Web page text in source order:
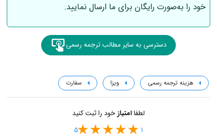
خود را به‌صورت رایگان برای ما ارسال نمایید.
دسترسی به سایر مطالب ترجمه رسمی
هزینه ترجمه رسمی ویزا سفارت
لطفاامتیاز خود را ثبت کنید
1
5